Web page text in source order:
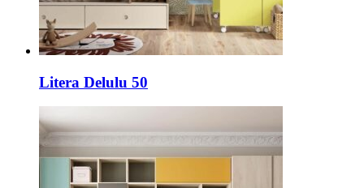
Litera Delulu 50